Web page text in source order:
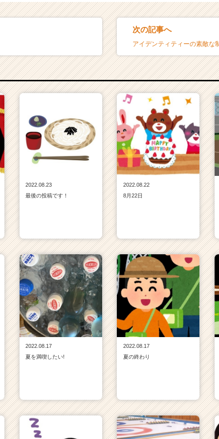
次の記事へ
アイデンティティーの素敵な
2022.08.23
最後の投稿です！
2022.08.22
8月22日
2022.08.17
夏を満喫したい!
2022.08.17
夏の終わり